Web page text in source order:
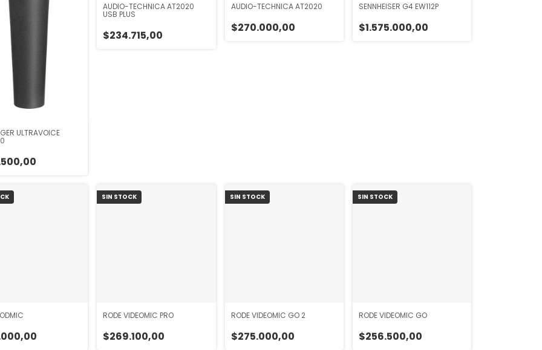
ULTRAVOICE
AUDIO-TECHNICA AT2020
USB PLUS
$234.715,00
AUDIO-TECHNICA AT2020
$270.000,00
SENNHEISER G4 EW112P
$1.575.000,00
SIN STOCK
RODE VIDEOMIC PRO
$269.100,00
SIN STOCK
RODE VIDEOMIC GO 2
$275.000,00
SIN STOCK
RODE VIDEOMIC GO
$256.500,00